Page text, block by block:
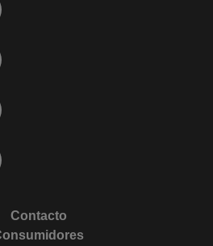
Flickr (abre en ventana nueva)
Linkedin (abre en ventana nueva)
Blog (abre en ventana nueva)
Instagram (abre en ventana nueva)
Contacto